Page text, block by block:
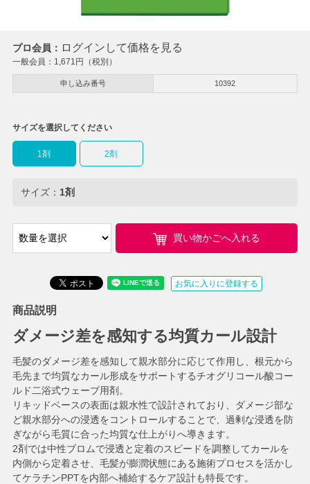
プロ会員： ログインして価格を見る
一般会員： 1,671円（税別）
申し込み番号 10392
サイズを選択してください
1剤 2剤
サイズ： 1剤
買い物かごへ入れる
お気に入りに登録する
商品説明
ダメージ差を感知する均質カール設計
毛髪のダメージ差を感知して親水部分に応じて作用し、根元から
毛先まで均質なカール形成をサポートするチオグリコール酸コー
ルド二浴式ウェーブ用剤。
リキッドベースの表面は親水性で設計されており、ダメージ部な
ど親水部分への浸透をコントロールすることで、過剰な浸透を防
ぎながら毛質に合った均質な仕上がりへ導きます。
2剤では中性ブロムで浸透と定着のスピードを調整してカールを
内側から定着させ、毛髪が膨潤状態にある施術プロセスを活かし
てケラチンPPTを内部へ補給するケア設計も特長です。